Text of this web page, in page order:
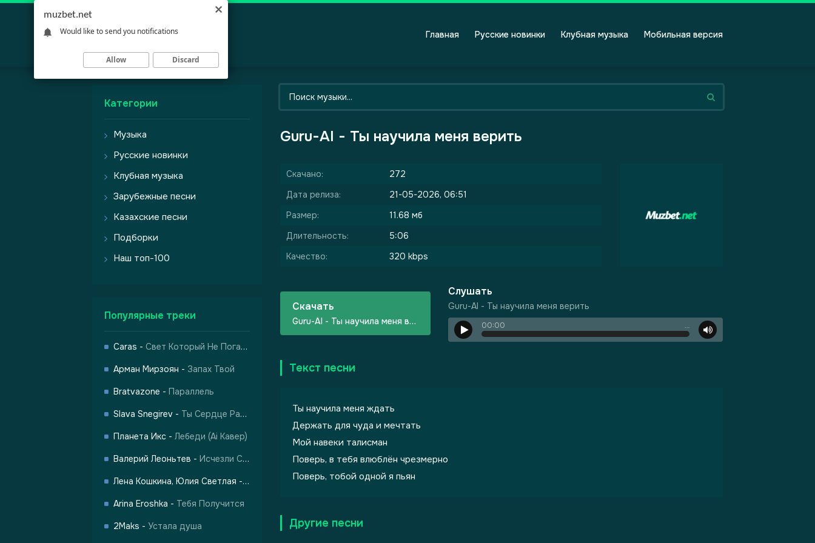
Главная Русские новинки Клубная музыка Мобильная версия
Категории
Музыка
Русские новинки
Клубная музыка
Зарубежные песни
Казахские песни
Подборки
Наш топ-100
Популярные треки
Caras - Свет Который Не Погас Свет Сильнее Тьмы
Арман Мирзоян - Запах Твой
Bratvazone - Параллель
Slava Snegirev - Ты Сердце Разбила
Планета Икс - Лебеди (Ai Кавер)
Валерий Леоньтев - Исчезли Солнечные Дни (Ai Cover English Version)
Лена Кошкина, Юлия Светлая - Шепот, робкое дыхание
Arina Eroshka - Тебя Получится
2Maks - Устала душа
Guru-AI - Ты научила меня верить
Скачано:
272
Дата релиза:
21-05-2026, 06:51
Размер:
11.68 мб
Длительность:
5:06
Качество:
320 kbps
Скачать
Guru-AI - Ты научила меня верить
Слушать
Guru-AI - Ты научила меня верить
00:00 …
Текст песни
Ты научила меня ждать
Держать для чуда и мечтать
Мой навеки талисман
Поверь, в тебя влюблён чрезмерно
Поверь, тобой одной я пьян
Другие песни
Шепот, робкое дыхание
muzbet.net
Would like to send you notifications
Allow Discard